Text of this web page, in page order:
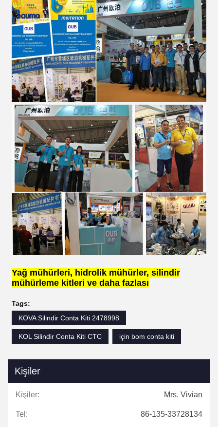
Yağ mühürleri, hidrolik mühürler, silindir
mühürleme kitleri ve daha fazlası
Tags:
KOVA Silindir Conta Kiti 2478998
KOL Silindir Conta Kiti CTC için bom conta kiti
Kişiler
Kişiler: Mrs. Vivian
Tel: 86-135-33728134